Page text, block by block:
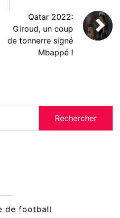
Qatar 2022:
Giroud, un coup
de tonnerre signé
Mbappé !
de football